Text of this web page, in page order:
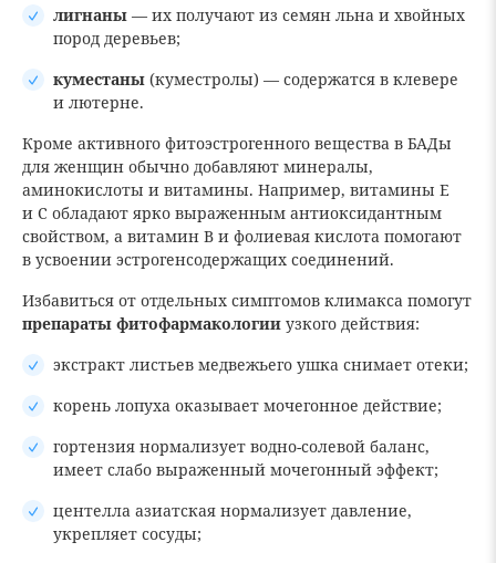
лигнаны — их получают из семян льна и хвойных
пород деревьев;
куместаны (куместролы) — содержатся в клевере
и лютерне.
Кроме активного фитоэстрогенного вещества в БАДы
для женщин обычно добавляют минералы,
аминокислоты и витамины. Например, витамины Е
и С обладают ярко выраженным антиоксидантным
свойством, а витамин В и фолиевая кислота помогают
в усвоении эстрогенсодержащих соединений.
Избавиться от отдельных симптомов климакса помогут
препараты фитофармакологии узкого действия:
экстракт листьев медвежьего ушка снимает отеки;
корень лопуха оказывает мочегонное действие;
гортензия нормализует водно-солевой баланс,
имеет слабо выраженный мочегонный эффект;
центелла азиатская нормализует давление,
укрепляет сосуды;